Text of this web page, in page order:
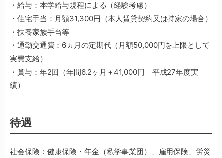
・給与：本学給与規程による（経験考慮）
・住宅手当：月額31,300円（本人賃貸契約又は持家の場合）
・扶養家族手当等
・通勤交通費：6ヵ月の定期代（月額50,000円を上限として
実費支給）
・賞与：年2回（年間6.2ヶ月＋41,000円 平成27年度実
績）
待遇
社会保険：健康保険・年金（私学事業団）、雇用保険、労災